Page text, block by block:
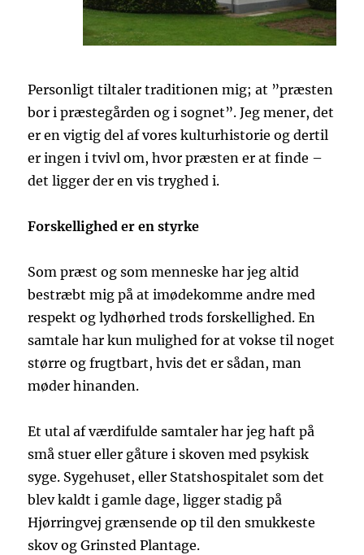
Personligt tiltaler traditionen mig; at ”præsten
bor i præstegården og i sognet”. Jeg mener, det
er en vigtig del af vores kulturhistorie og dertil
er ingen i tvivl om, hvor præsten er at finde –
det ligger der en vis tryghed i.
Forskellighed er en styrke
Som præst og som menneske har jeg altid
bestræbt mig på at imødekomme andre med
respekt og lydhørhed trods forskellighed. En
samtale har kun mulighed for at vokse til noget
større og frugtbart, hvis det er sådan, man
møder hinanden.
Et utal af værdifulde samtaler har jeg haft på
små stuer eller gåture i skoven med psykisk
syge. Sygehuset, eller Statshospitalet som det
blev kaldt i gamle dage, ligger stadig på
Hjørringvej grænsende op til den smukkeste
skov og Grinsted Plantage.